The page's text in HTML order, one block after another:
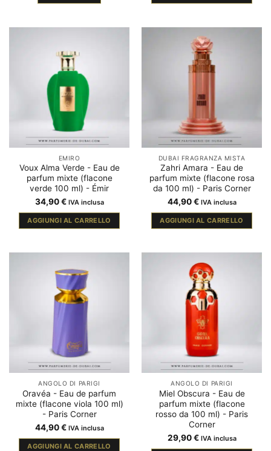
EMIRO
Voux Alma Verde - Eau de
parfum mixte (flacone
verde 100 ml) - Émir
34,90€ IVA inclusa
AGGIUNGI AL CARRELLO
DUBAI FRAGRANZA MISTA
Zahri Amara - Eau de
parfum mixte (flacone rosa
da 100 ml) - Paris Corner
44,90€ IVA inclusa
AGGIUNGI AL CARRELLO
ANGOLO DI PARIGI
Oravéa - Eau de parfum
mixte (flacone viola 100 ml)
- Paris Corner
44,90€ IVA inclusa
AGGIUNGI AL CARRELLO
ANGOLO DI PARIGI
Miel Obscura - Eau de
parfum mixte (flacone
rosso da 100 ml) - Paris
Corner
29,90€ IVA inclusa